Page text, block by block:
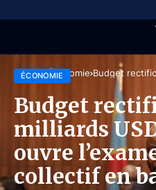
Accueil Économie Budget
ouvre
ÉCONOMIE
Budget
milliards
ouvre
collectif en